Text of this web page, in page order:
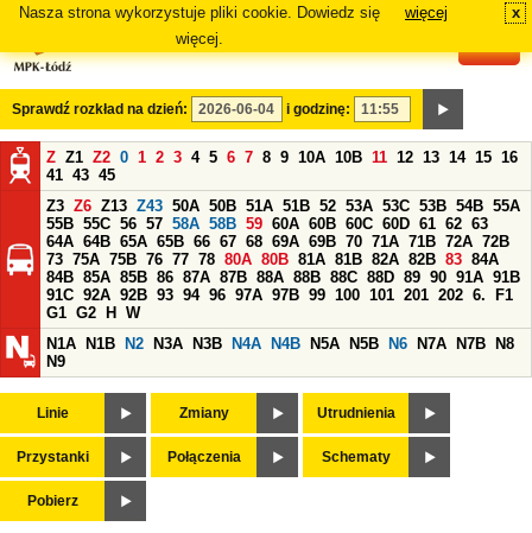
Nasza strona wykorzystuje pliki cookie. Dowiedz się
więcej.
więcej x
Sprawdź rozkład na dzień: i godzinę:
Z Z1 Z2 0 1 2 3 4 5 6 7 8 9 10A 10B 11 12 13 14 15 16
41 43 45
Z3 Z6 Z13 Z43 50A 50B 51A 51B 52 53A 53C 53B 54B 55A
55B 55C 56 57 58A 58B 59 60A 60B 60C 60D 61 62 63
64A 64B 65A 65B 66 67 68 69A 69B 70 71A 71B 72A 72B
73 75A 75B 76 77 78 80A 80B 81A 81B 82A 82B 83 84A
84B 85A 85B 86 87A 87B 88A 88B 88C 88D 89 90 91A 91B
91C 92A 92B 93 94 96 97A 97B 99 100 101 201 202 6.
F1
G1 G2 H
W
N1A
N1B N2 N3A N3B N4A N4B N5A N5B N6 N7A N7B
N8
N9
Linie Zmiany Utrudnienia
Przystanki Połączenia Schematy
Pobierz